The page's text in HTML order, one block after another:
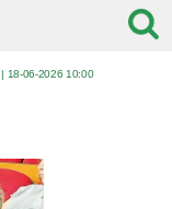
| 18-06-2026 10:00